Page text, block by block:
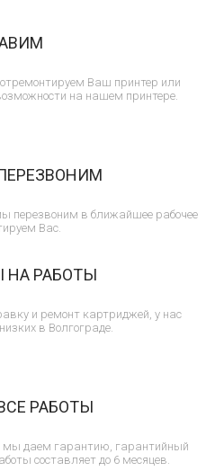
Ваш принтер или
на нашем принтере.
перезвоним в ближайшее рабочее
Вас.
НА РАБОТЫ
и ремонт картриджей, у нас
в Волгограде.
РАБОТЫ
мы даем гарантию, гарантийный
составляет до 6 месяцев.